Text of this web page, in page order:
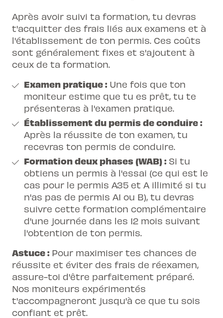
Après avoir suivi ta formation, tu devras
t'acquitter des frais liés aux examens et à
l'établissement de ton permis. Ces coûts
sont généralement fixes et s'ajoutent à
ceux de ta formation.
Examen pratique : Une fois que ton
moniteur estime que tu es prêt, tu te
présenteras à l'examen pratique.
Établissement du permis de conduire :
Après la réussite de ton examen, tu
recevras ton permis de conduire.
Formation deux phases (WAB) : Si tu
obtiens un permis à l'essai (ce qui est le
cas pour le permis A35 et A illimité si tu
n'as pas de permis A1 ou B), tu devras
suivre cette formation complémentaire
d'une journée dans les 12 mois suivant
l'obtention de ton permis.
Astuce : Pour maximiser tes chances de
réussite et éviter des frais de réexamen,
assure-toi d'être parfaitement préparé.
Nos moniteurs expérimentés
t'accompagneront jusqu'à ce que tu sois
confiant et prêt.